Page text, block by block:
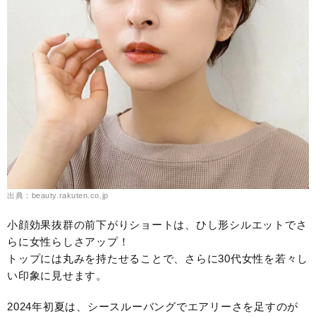
出典：beauty.rakuten.co.jp
小顔効果抜群の前下がりショートは、ひし形シルエットでさ
らに女性らしさアップ！
トップには丸みを持たせることで、さらに30代女性を若々し
い印象に見せます。
2024年初夏は、シースルーバングでエアリーさを足すのが